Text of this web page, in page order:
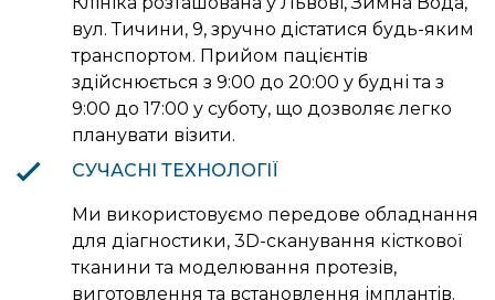
вул. Тичини, 9, зручно дістатися будь-яким
транспортом. Прийом пацієнтів
здійснюється з 9:00 до 20:00 у будні та з
9:00 до 17:00 у суботу, що дозволяє легко
планувати візити.
СУЧАСНІ ТЕХНОЛОГІЇ
Ми використовуємо передове обладнання
для діагностики, 3D-сканування кісткової
тканини та моделювання протезів,
виготовлення та встановлення імплантів.